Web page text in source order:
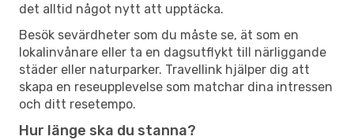
det alltid något nytt att upptäcka.
Besök sevärdheter som du måste se, ät som en
lokalinvånare eller ta en dagsutflykt till närliggande
städer eller naturparker. Travellink hjälper dig att
skapa en reseupplevelse som matchar dina intressen
och ditt resetempo.
Hur länge ska du stanna?